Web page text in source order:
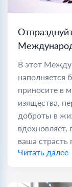
В этот
наполняется
приносите в
изящества,
доброты в
вдохновляет,
ваша страсть
Читать далее